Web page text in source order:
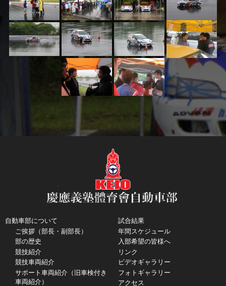
自動車部について
ご挨拶（部長・副部長）
部の歴史
競技紹介
競技車両紹介
サポート車両紹介（旧車検付き
車両紹介）
試合結果
年間スケジュール
入部希望の皆様へ
リンク
ビデオギャラリー
フォトギャラリー
アクセス